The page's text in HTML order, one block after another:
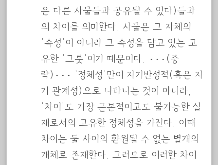
은 다른 사물들과 공유될 수 있다)들과
의 차이를 의미한다. 사물은 그 자체의
‘속성’이 아니라 그 속성을 담고 있는 고
유한 ‘그릇’이기 때문이다. ···(중
략)··· ‘정체성’만이 자기반성적(혹은 자
기 관계성)으로 나타나는 것이 아니라,
‘차이’도 가장 근본적이고도 불가능한 실
재로서의 고유한 정체성을 가진다. 이때
차이는 둘 사이의 환원될 수 없는 별개의
개체로 존재한다. 그러므로 이러한 차이